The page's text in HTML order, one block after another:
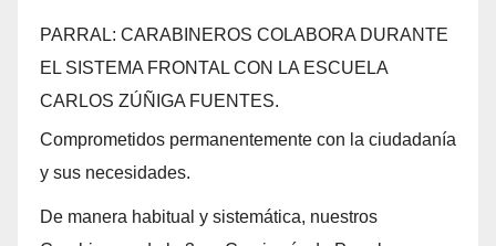
PARRAL: CARABINEROS COLABORA DURANTE
EL SISTEMA FRONTAL CON LA ESCUELA
CARLOS ZÚÑIGA FUENTES.
Comprometidos permanentemente con la ciudadanía
y sus necesidades.
De manera habitual y sistemática, nuestros